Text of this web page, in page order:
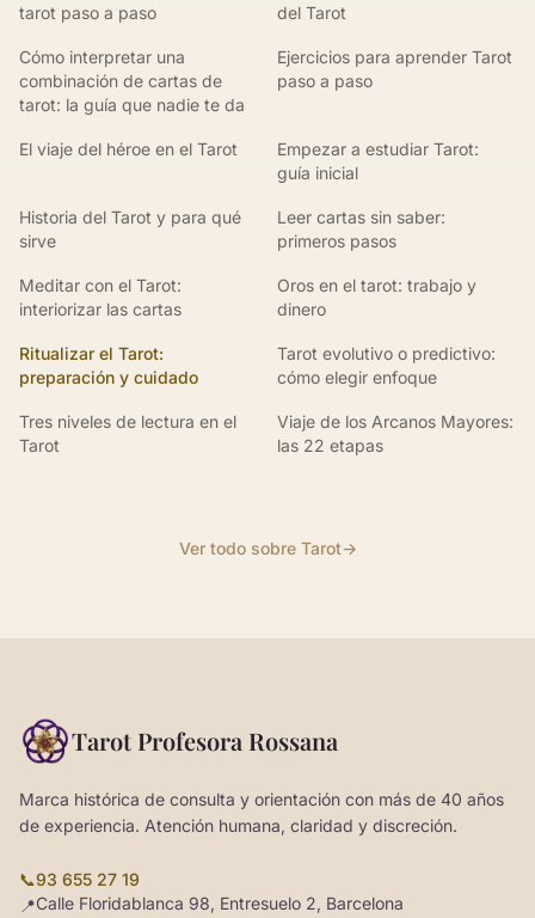
tarot paso a paso
del Tarot
Cómo interpretar una
combinación de cartas de
tarot: la guía que nadie te da
Ejercicios para aprender Tarot
paso a paso
El viaje del héroe en el Tarot
Empezar a estudiar Tarot:
guía inicial
Historia del Tarot y para qué
sirve
Leer cartas sin saber:
primeros pasos
Meditar con el Tarot:
interiorizar las cartas
Oros en el tarot: trabajo y
dinero
Ritualizar el Tarot:
preparación y cuidado
Tarot evolutivo o predictivo:
cómo elegir enfoque
Tres niveles de lectura en el
Tarot
Viaje de los Arcanos Mayores:
las 22 etapas
Ver todo sobre Tarot→
Tarot Profesora Rossana
Marca histórica de consulta y orientación con más de 40 años
de experiencia. Atención humana, claridad y discreción.
📞93 655 27 19
📍Calle Floridablanca 98, Entresuelo 2, Barcelona